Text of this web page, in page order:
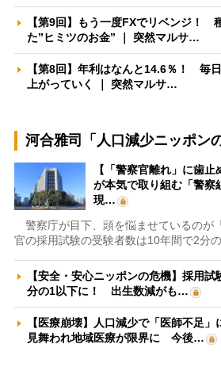
【第9回】もう一度FXでリベンジ！
た”ヒミツのお金” ｜ 突然マルサ…
【第8回】年利はなんと14.6％！ 毎
上がっていく ｜ 突然マルサ…
河合雅司「人口減少ニッポン
【「警察官離れ」に歯
が本気で取り組む「警
現…
警察庁が目下、頭を悩ませているのが
官の採用試験の受験者数は10年間で2分
【安全・安心ニッポンの危機】採用
分の1以下に！ 出生数減がも…
【医療崩壊】人口減少で「医師不足
見舞われ地域医療が限界に 今後…